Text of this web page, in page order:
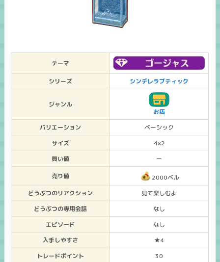
テーマ
シリーズ シンデレラブティック
ジャンル
お店
バリエーション
ベーシック
サイズ
4×2
買い値
ー
売り値
2000ベル
どうぶつのリアクション
見て楽しむよ
どうぶつの専用会話
なし
エピソード
なし
入手しやすさ
★4
トレードポイント
30